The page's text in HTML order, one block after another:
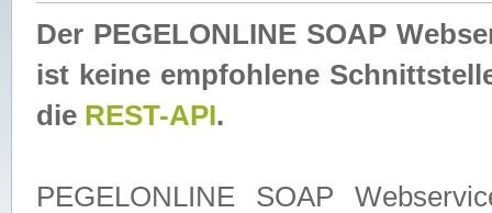
Der PEGELONLINE SOAP
ist keine empfohlene
die REST-API.
PEGELONLINE SOAP